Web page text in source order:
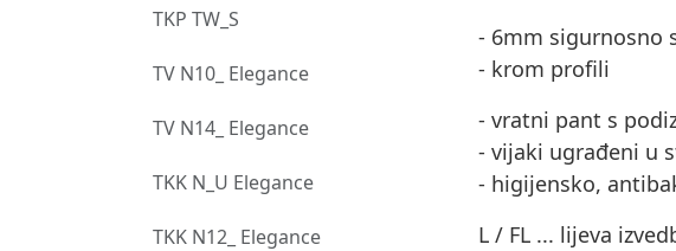
TKP TW_S
TV N10_ Elegance
TV N14_ Elegance
TKK N_U Elegance
TKK N12_ Elegance
- 6mm sigurnosno
- krom profili
- vratni pant s
- vijaki ugrađeni u
- higijensko,
L / FL ... lijeva